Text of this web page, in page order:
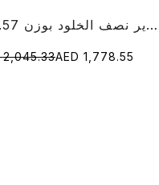
خاتم ألماس مستدير نصف الخلود بوزن 0.57 قيراط
2,045.33AED 1,778.55